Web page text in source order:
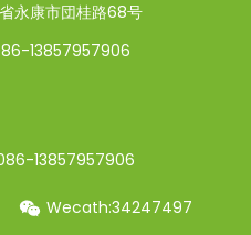
永康市団桂路68号
13857957906
13857957906
Wecath:34247497